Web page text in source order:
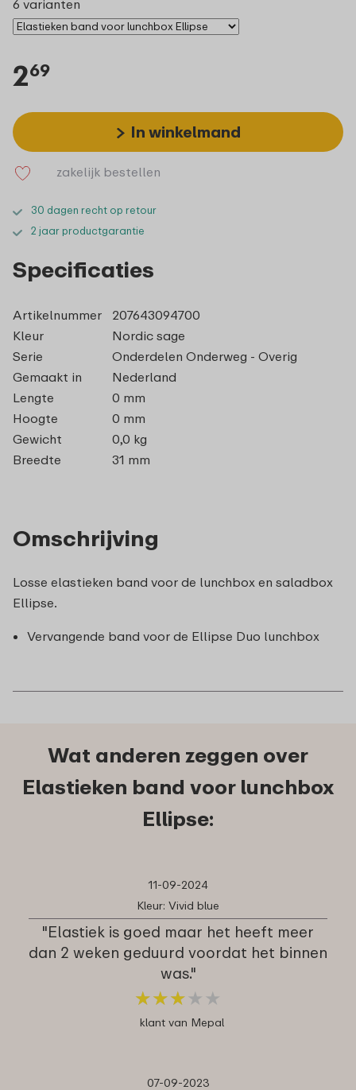
6 varianten
269
In winkelmand
zakelijk bestellen
30 dagen recht op retour
2 jaar productgarantie
Omschrijving
Losse elastieken band voor de lunchbox en saladbox
Ellipse.
Vervangende band voor de Ellipse Duo lunchbox
Specificaties
Artikelnummer
207643094700
Kleur
Nordic sage
Serie
Onderdelen Onderweg - Overig
Gemaakt in
Nederland
Lengte
0 mm
Hoogte
0 mm
Gewicht
0,0 kg
Breedte
31 mm
Wat anderen zeggen over
Elastieken band voor lunchbox
Ellipse:
11-09-2024
Kleur: Vivid blue
"Elastiek is goed maar het heeft meer
dan 2 weken geduurd voordat het binnen
was."
★★★ ★ ★
★★★ ★ ★
klant van Mepal
07-09-2023